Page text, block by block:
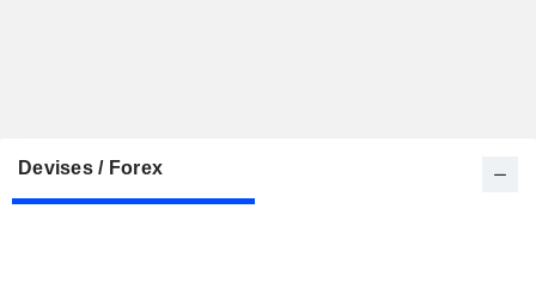
Devises / Forex